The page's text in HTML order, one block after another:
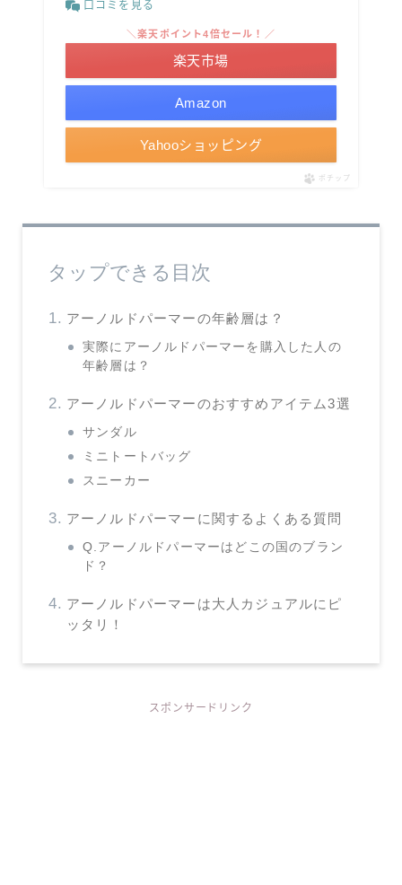
口コミを見る
Amazon
＼楽天ポイント4倍セール！／
楽天市場
Yahooショッピング
ポチップ
タップできる目次
アーノルドパーマーの年齢層は？
実際にアーノルドパーマーを購入した人の
年齢層は？
アーノルドパーマーのおすすめアイテム3選
サンダル
ミニトートバッグ
スニーカー
アーノルドパーマーに関するよくある質問
Q.アーノルドパーマーはどこの国のブラン
ド？
アーノルドパーマーは大人カジュアルにピ
ッタリ！
スポンサードリンク